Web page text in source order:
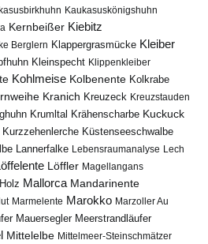
Kaukasuskönigshuhn
Kernbeißer Kiebitz
Berglern Klappergrasmücke Kleiber
Kleinspecht Klippenkleiber
Kohlmeise Kolbenente Kolkrabe
Kranich Kreuzeck Kreuzstauden
Krumltal Krähenscharbe Kuckuck
Kurzzehenlerche Küstenseeschwalbe
Lannerfalke Lebensraumanalyse Lech
Löffler Magellangans
Mallorca Mandarinente
Marmelente Marokko Marzoller Au
Mauersegler Meerstrandläufer
Mittelelbe Mittelmeer-Steinschmätzer